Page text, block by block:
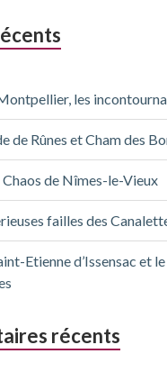
les
de Rûnes et Cham des
Chaos de Nîmes-le-Vieux
failles des
Etienne d’Issensac et
récents